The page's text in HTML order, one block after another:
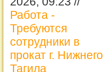
Работа -
Требуются
сотрудники в
прокат г. Нижнего
Тагила